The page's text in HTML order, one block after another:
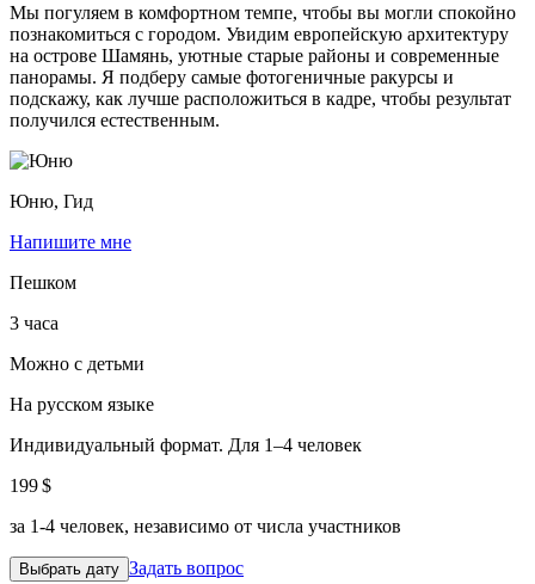
Мы погуляем в комфортном темпе, чтобы вы могли спокойно
познакомиться с городом. Увидим европейскую архитектуру
на острове Шамянь, уютные старые районы и современные
панорамы. Я подберу самые фотогеничные ракурсы и
подскажу, как лучше расположиться в кадре, чтобы результат
получился естественным.
Юню, Гид
Напишите мне
Пешком
3 часа
Можно с детьми
На русском языке
Индивидуальный формат. Для 1–4 человек
199 $
за 1-4 человек, независимо от числа участников
Выбрать дату Задать вопрос